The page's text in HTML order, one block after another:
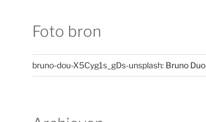
Foto bron
bruno-dou-X5Cyg1s_gDs-unsplash: Bruno Duo